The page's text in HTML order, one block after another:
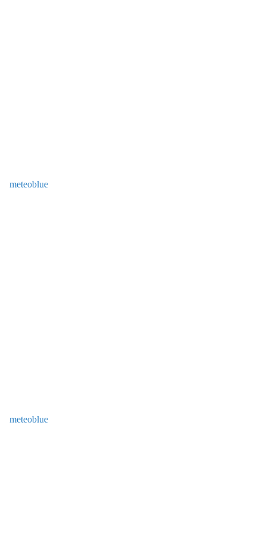
meteoblue
meteoblue